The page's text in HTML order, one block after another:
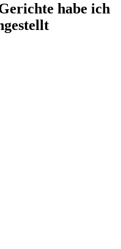
habe ich